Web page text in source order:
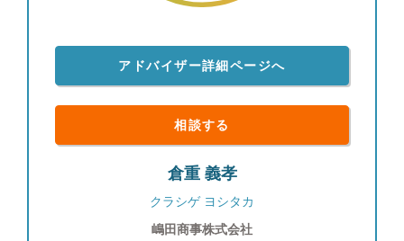
アドバイザー詳細ページへ
相談する
倉重 義孝
クラシゲ ヨシタカ
嶋田商事株式会社